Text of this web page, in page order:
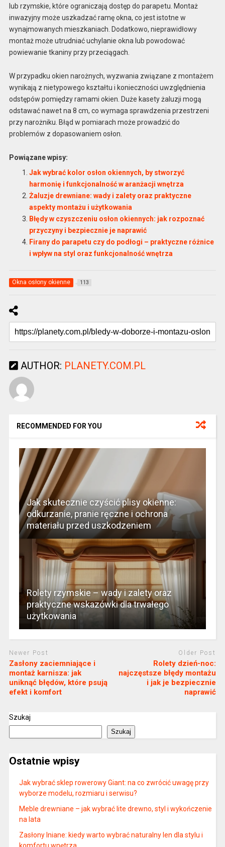
lub rzymskie, które ograniczają dostęp do parapetu. Montaż
inwazyjny może uszkadzać ramę okna, co jest istotne w
wynajmowanych mieszkaniach. Dodatkowo, nieprawidłowy
montaż może utrudniać uchylanie okna lub powodować
powiewanie tkaniny przy przeciągach.
W przypadku okien narożnych, wyzwania związane z montażem
wynikają z nietypowego kształtu i konieczności uwzględnienia
odstępów pomiędzy ramami okien. Duże kasety żaluzji mogą
odstawać nawet na 8 cm, co wymaga sprawdzenia przestrzeni
przy narożniku. Błąd w pomiarach może prowadzić do
problemów z dopasowaniem osłon.
Powiązane wpisy:
Jak wybrać kolor osłon okiennych, by stworzyć
harmonię i funkcjonalność w aranżacji wnętrza
Żaluzje drewniane: wady i zalety oraz praktyczne
aspekty montażu i użytkowania
Błędy w czyszczeniu osłon okiennych: jak rozpoznać
przyczyny i bezpiecznie je naprawić
Firany do parapetu czy do podłogi – praktyczne różnice
i wpływ na styl oraz funkcjonalność wnętrza
Okna osłony okienne 113
AUTHOR: PLANETY.COM.PL
RECOMMENDED FOR YOU
Jak skutecznie czyścić plisy okienne:
odkurzanie, pranie ręczne i ochrona
materiału przed uszkodzeniem
Rolety rzymskie – wady i zalety oraz
praktyczne wskazówki dla trwałego
użytkowania
Newer Post
Zasłony zaciemniające i
montaż karnisza: jak
uniknąć błędów, które psują
efekt i komfort
Older Post
Rolety dzień-noc:
najczęstsze błędy montażu
i jak je bezpiecznie
naprawić
Szukaj
Szukaj
Ostatnie wpisy
Jak wybrać sklep rowerowy Giant: na co zwrócić uwagę przy
wyborze modelu, rozmiaru i serwisu?
Meble drewniane – jak wybrać lite drewno, styl i wykończenie
na lata
Zasłony lniane: kiedy warto wybrać naturalny len dla stylu i